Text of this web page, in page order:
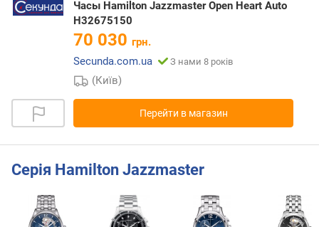
Часы Hamilton Jazzmaster Open Heart Auto
H32675150
70 030 грн.
Secunda.com.ua
З нами 8 років
(Київ)
Перейти в магазин
Серія Hamilton Jazzmaster